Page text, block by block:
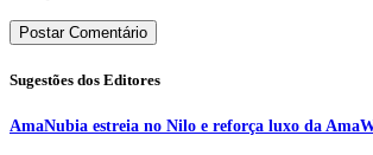
Sugestões dos Editores
AmaNubia estreia no Nilo e reforça luxo da